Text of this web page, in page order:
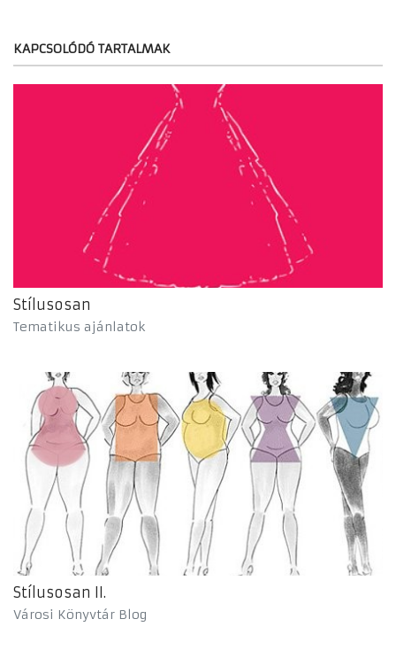
KAPCSOLÓDÓ TARTALMAK
Stílusosan
Tematikus ajánlatok
Stílusosan II.
Városi Könyvtár Blog